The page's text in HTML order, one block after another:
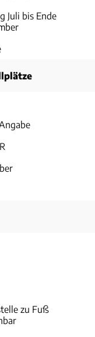
Juli bis Ende
zu Fuß